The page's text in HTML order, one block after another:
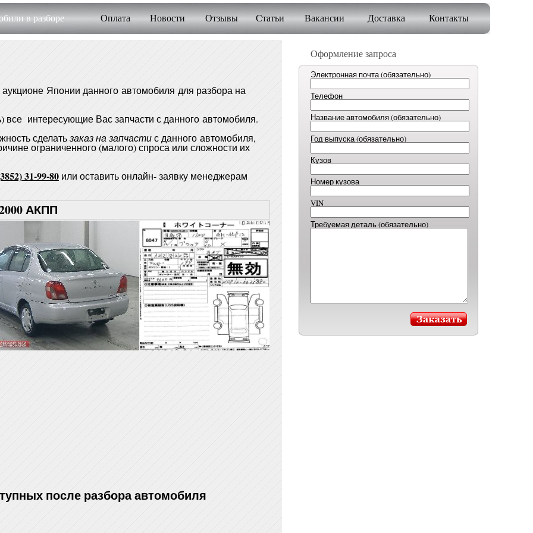
в разборе Оплата Новости Отзывы Статьи Вакансии Доставка Контакты
Японии данного автомобиля для разбора на
интересующие Вас запчасти с данного автомобиля.
сделатьзаказ на запчастис данного автомобиля,
ограниченного (малого) спроса или сложности их
31-99-80 или оставить онлайн- заявку менеджерам
АКПП
после разбора автомобиля
Оформление запроса
Электронная почта (обязательно)
Телефон
Название автомобиля (обязательно)
Год выпуска (обязательно)
Кузов
Номер кузова
VIN
Требуемая деталь (обязательно)